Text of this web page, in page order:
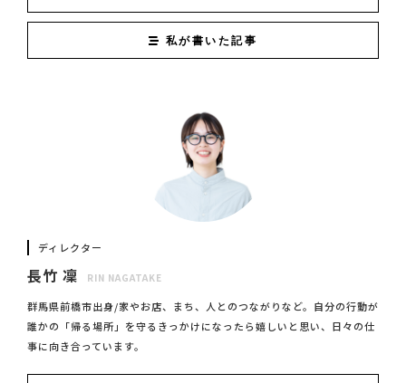
私が書いた記事
ディレクター
長竹 凜 RIN NAGATAKE
群馬県前橋市出身/家やお店、まち、人とのつながりなど。自分の行動が
誰かの「帰る場所」を守るきっかけになったら嬉しいと思い、日々の仕
事に向き合っています。